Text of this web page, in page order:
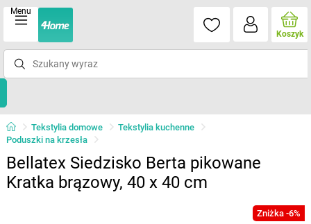
Menu
Koszyk
Tekstylia domowe
Tekstylia kuchenne
Poduszki na krzesła
Bellatex Siedzisko Berta pikowane
Kratka brązowy, 40 x 40 cm
Zniżka -6%